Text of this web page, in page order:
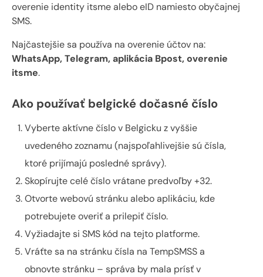
overenie identity itsme alebo eID namiesto obyčajnej
SMS.
Najčastejšie sa používa na overenie účtov na:
WhatsApp, Telegram, aplikácia Bpost, overenie
itsme.
Ako používať belgické dočasné číslo
Vyberte aktívne číslo v Belgicku z vyššie
uvedeného zoznamu (najspoľahlivejšie sú čísla,
ktoré prijímajú posledné správy).
Skopírujte celé číslo vrátane predvoľby +32.
Otvorte webovú stránku alebo aplikáciu, kde
potrebujete overiť a prilepiť číslo.
Vyžiadajte si SMS kód na tejto platforme.
Vráťte sa na stránku čísla na TempSMSS a
obnovte stránku – správa by mala prísť v